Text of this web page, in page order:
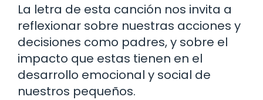
La letra de esta canción nos invita a
reflexionar sobre nuestras acciones y
decisiones como padres, y sobre el
impacto que estas tienen en el
desarrollo emocional y social de
nuestros pequeños.